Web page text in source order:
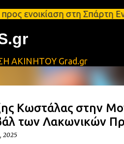
στη Σπάρτη
ΑΚΙΝΗΤΟΥ Grad.gr
Κωστάλας στην
των Λακωνικών
2025